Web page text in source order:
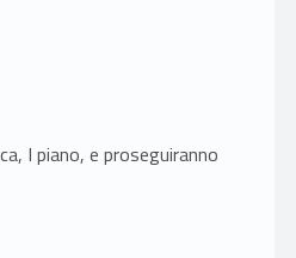
I piano, e proseguiranno